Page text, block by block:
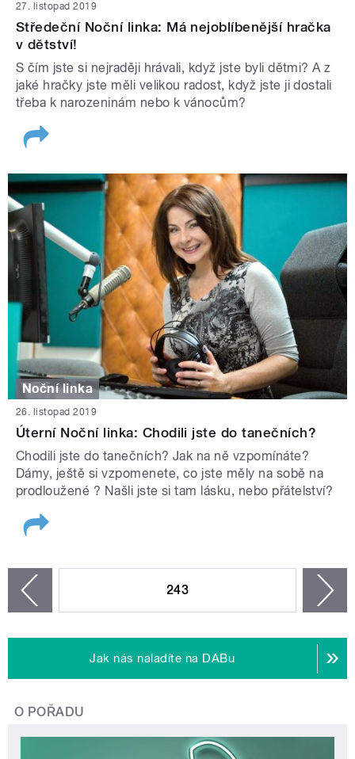
27. listopad 2019
Středeční Noční linka: Má nejoblíbenější hračka
v dětství!
S čím jste si nejraději hrávali, když jste byli dětmi? A z
jaké hračky jste měli velikou radost, když jste ji dostali
třeba k narozeninám nebo k vánocům?
Noční linka
26. listopad 2019
Úterní Noční linka: Chodili jste do tanečních?
Chodili jste do tanečních? Jak na ně vzpomínáte?
Dámy, ještě si vzpomenete, co jste měly na sobě na
prodloužené ? Našli jste si tam lásku, nebo přátelství?
243
Jak nás naladíte na DABu
O POŘADU